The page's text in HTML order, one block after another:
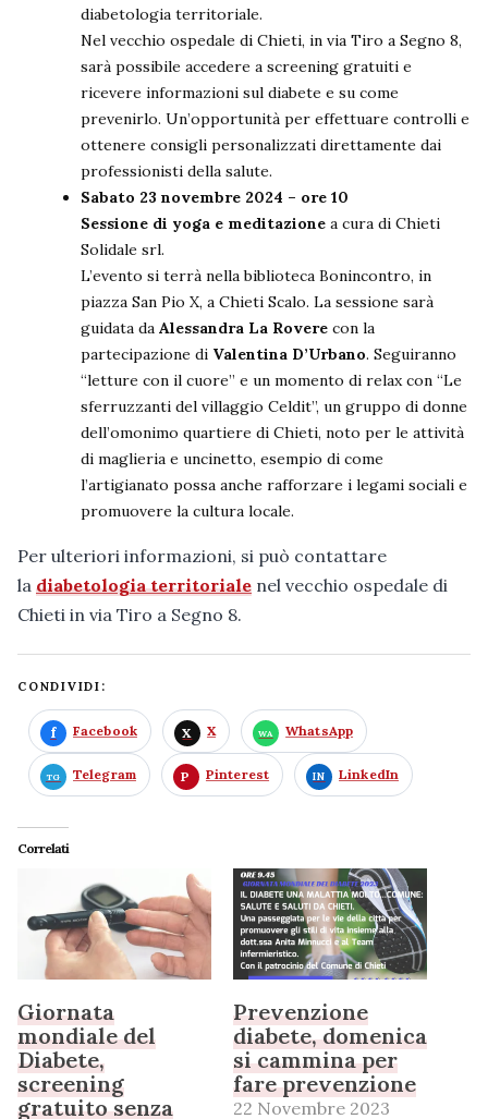
diabetologia territoriale.
Nel vecchio ospedale di Chieti, in via Tiro a Segno 8,
sarà possibile accedere a screening gratuiti e
ricevere informazioni sul diabete e su come
prevenirlo. Un’opportunità per effettuare controlli e
ottenere consigli personalizzati direttamente dai
professionisti della salute.
Sabato 23 novembre 2024 – ore 10
Sessione di yoga e meditazionea cura di Chieti
Solidale srl.
L’evento si terrà nella biblioteca Bonincontro, in
piazza San Pio X, a Chieti Scalo. La sessione sarà
guidata da Alessandra La Roverecon la
partecipazione di Valentina D’Urbano. Seguiranno
“letture con il cuore” e un momento di relax con “Le
sferruzzanti del villaggio Celdit”, un gruppo di donne
dell’omonimo quartiere di Chieti, noto per le attività
di maglieria e uncinetto, esempio di come
l’artigianato possa anche rafforzare i legami sociali e
promuovere la cultura locale.
Per ulteriori informazioni, si può contattare
la diabetologia territoriale nel vecchio ospedale di
Chieti in via Tiro a Segno 8.
CONDIVIDI:
Facebook X WhatsApp
Telegram Pinterest LinkedIn
Correlati
Giornata
mondiale del
Diabete,
screening
gratuito senza
Prevenzione
diabete, domenica
si cammina per
fare prevenzione
22 Novembre 2023